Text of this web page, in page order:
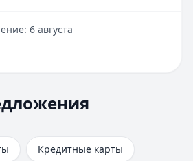
6 августа
₽
Кредитные карты